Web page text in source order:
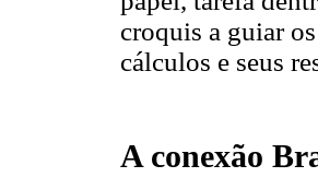
croquis a guiar
cálculos e seus
A conexão